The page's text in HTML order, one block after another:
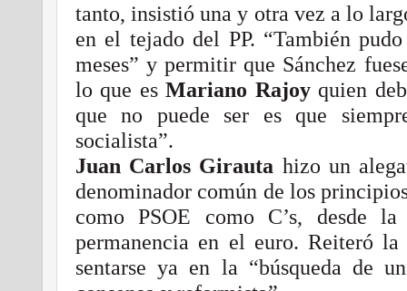
tanto, insistió una y otra vez a lo
en el tejado del PP. “También
meses” y permitir que Sánchez
lo que esMariano Rajoyquien
que no puede ser es que
socialista”.
Juan Carlos Girauta hizo un
denominador común de los
como PSOE como C’s, desde
permanencia en el euro. Reiteró
sentarse ya en la “búsqueda de